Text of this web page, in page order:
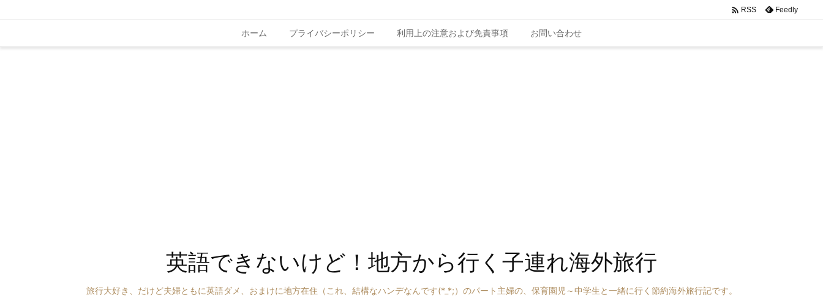
ホーム プライバシーポリシー 利用上の注意および免責事項 お問い合わせ
 RSS Feedly
英語できないけど！地方から行く子連れ海外旅行
旅行大好き、だけど夫婦ともに英語ダメ、おまけに地方在住（これ、結構なハンデなんです(*_*;）のパート主婦の、保育園児～中学生と一緒に行く節約海外旅行記です。